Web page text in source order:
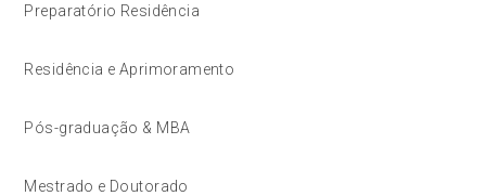
Preparatório Residência
Residência e Aprimoramento
Pós-graduação & MBA
Mestrado e Doutorado